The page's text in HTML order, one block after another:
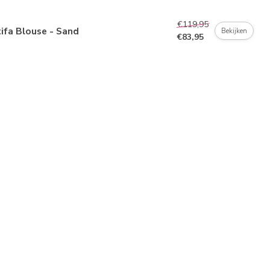
Blouse - Sand
€119,95
€83,95
Bekijken